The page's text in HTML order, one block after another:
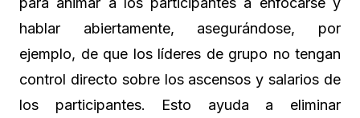
hablar abiertamente, asegurándose, por
ejemplo, de que los líderes de grupo no tengan
control directo sobre los ascensos y salarios de
los participantes. Esto ayuda a eliminar